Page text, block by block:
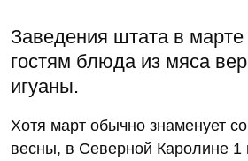
Заведения штата в
гостям блюда из мяса
игуаны.
Хотя март обычно знаменует
весны, в Северной Каролине 1